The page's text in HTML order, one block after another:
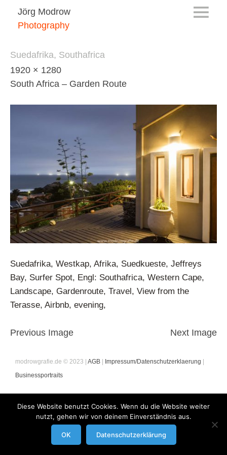
Jörg Modrow
Photography
Suedafrika, Southafrica
1920 × 1280
South Africa – Garden Route
Suedafrika, Westkap, Afrika, Suedkueste, Jeffreys
Bay, Surfer Spot, Engl: Southafrica, Western Cape,
Landscape, Gardenroute, Travel, View from the
Terasse, Airbnb, evening,
Previous Image Next Image
modrowgrafie.de © 2023 | AGB| Impressum/Datenschutzerklaerung
Businessportraits
Diese Website benutzt Cookies. Wenn du die Website weiter
nutzt, gehen wir von deinem Einverständnis aus.
OK Datenschutzerklärung